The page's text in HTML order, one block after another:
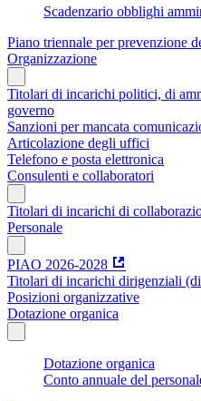
Scadenzario obblighi
Piano triennale per prevenzione
Organizzazione
Titolari di incarichi politici, di
governo
Sanzioni per mancata
Articolazione degli uffici
Telefono e posta elettronica
Consulenti e collaboratori
Titolari di incarichi di
Personale
PIAO 2026-2028
Titolari di incarichi dirigenziali
Posizioni organizzative
Dotazione organica
Dotazione organica
Conto annuale del